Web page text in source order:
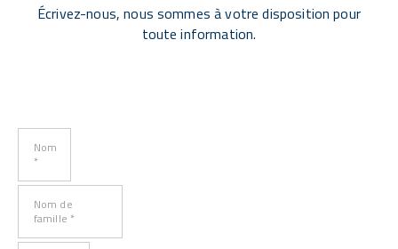
Écrivez-nous, nous sommes à votre disposition pour
toute information.
Nom
*
Nom de
famille *